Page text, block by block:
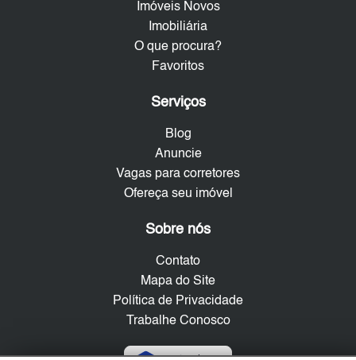
Imóveis Novos
Imobiliária
O que procura?
Favoritos
Serviços
Blog
Anuncie
Vagas para corretores
Ofereça seu imóvel
Sobre nós
Contato
Mapa do Site
Política de Privacidade
Trabalhe Conosco